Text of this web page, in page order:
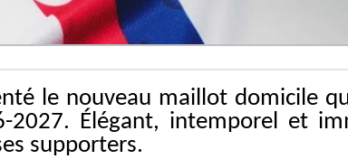
le nouveau maillot domicile
Élégant, intemporel et
supporters.